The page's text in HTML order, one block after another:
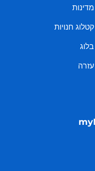
מדינות
קטלוג חנויות
בלוג
עזרה